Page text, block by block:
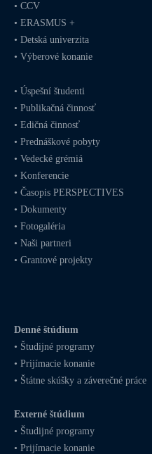
•CCV
•ERASMUS +
•Detská univerzita
•Výberové konanie
•Úspešní študenti
•Publikačná činnosť
•Edičná činnosť
•Prednáškové pobyty
•Vedecké grémiá
•Konferencie
• Časopis PERSPECTIVES
•Dokumenty
•Fotogaléria
•Naši partneri
•Grantové projekty
Denné štúdium
• Študijné programy
•Prijímacie konanie
• Štátne skúšky a záverečné práce
Externé štúdium
• Študijné programy
•Prijímacie konanie